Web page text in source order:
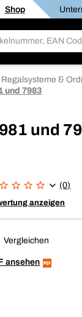
Shop
Regalsysteme &
und 7983
und
(0)
anzeigen
Vergleichen
ansehen